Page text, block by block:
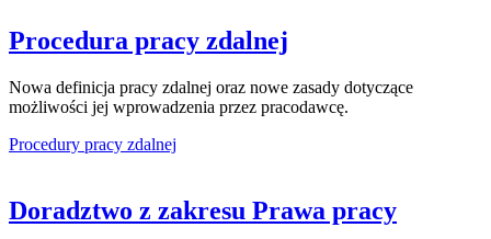
Procedura pracy zdalnej
Nowa definicja pracy zdalnej oraz nowe zasady dotyczące
możliwości jej wprowadzenia przez pracodawcę.
Procedury pracy zdalnej
Doradztwo z zakresu Prawa pracy